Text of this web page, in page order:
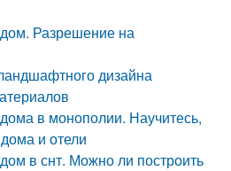
Разрешение на
дизайна
в монополии. Научитесь,
дома и отели
в снт. Можно ли построить